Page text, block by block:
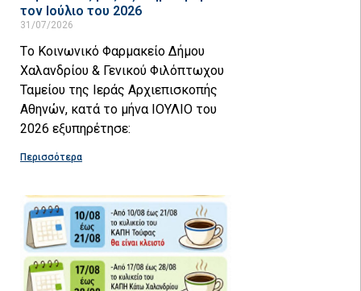
τον Ιούλιο του 2026
31/07/2026
Tο Κοινωνικό Φαρμακείο Δήμου
Χαλανδρίου & Γενικού Φιλόπτωχου
Ταμείου της Ιεράς Αρχιεπισκοπής
Αθηνών, κατά το μήνα ΙΟΥΛΙΟ του
2026 εξυπηρέτησε:
Περισσότερα